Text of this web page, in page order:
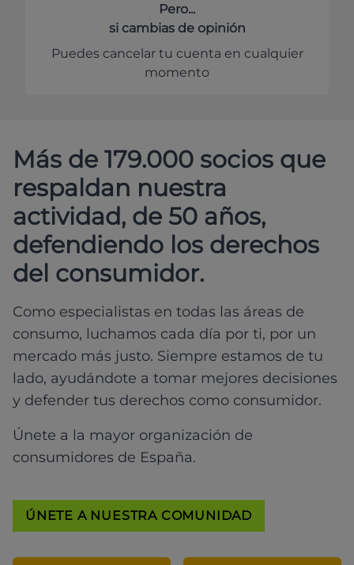
Pero...
si cambias de opinión
Puedes cancelar tu cuenta en cualquier
momento
Más de 179.000 socios que
respaldan nuestra
actividad, de 50 años,
defendiendo los derechos
del consumidor.
Como especialistas en todas las áreas de
consumo, luchamos cada día por ti, por un
mercado más justo. Siempre estamos de tu
lado, ayudándote a tomar mejores decisiones
y defender tus derechos como consumidor.
Únete a la mayor organización de
consumidores de España.
ÚNETE A NUESTRA COMUNIDAD